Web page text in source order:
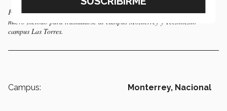
Federico Ranero, Héctor Escamilla y Victor Gutiérrez presentaron el
nuevo método para trasladarse al campus Monterrey y Tecmilenio
campus Las Torres.
Campus: Monterrey, Nacional